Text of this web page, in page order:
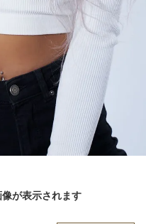
が表示されます